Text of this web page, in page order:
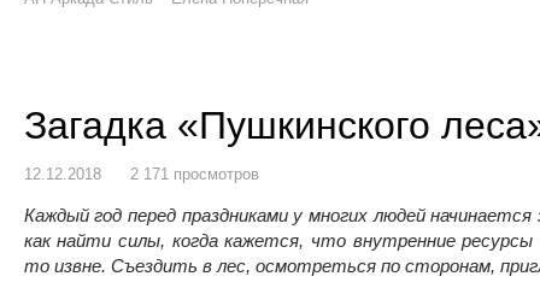
Загадка «Пушкинского
12.12.2018 2 171 просмотров
Каждый год перед праздниками у многих людей
как найти силы, когда кажется, что внутренние
то извне. Съездить в лес, осмотреться по сторонам,